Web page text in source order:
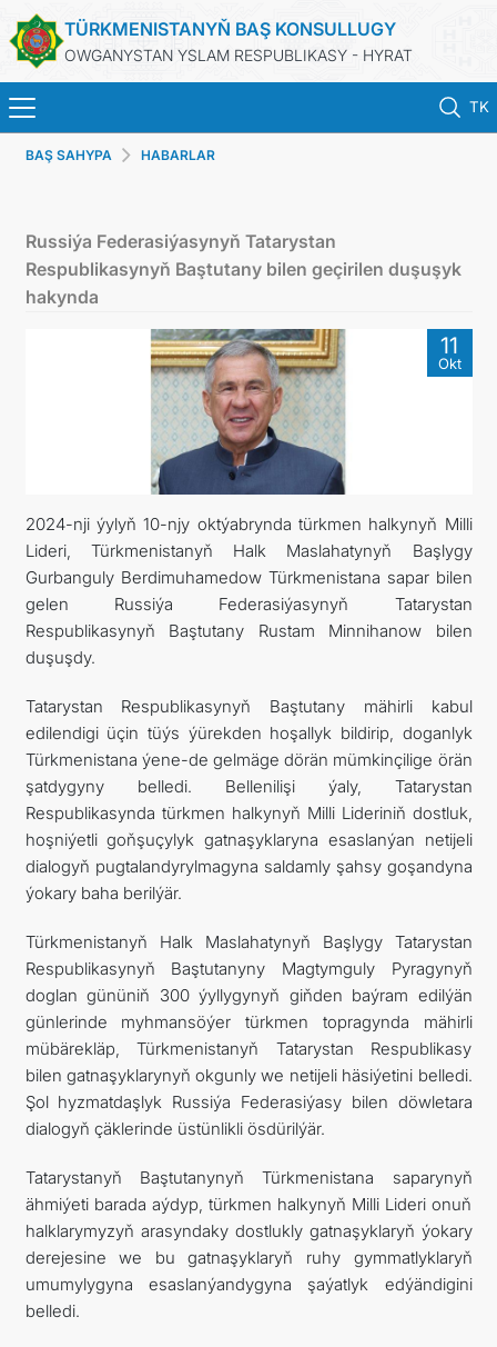
TÜRKMENISTANYŇ BAŞ KONSULLUGY
OWGANYSTAN YSLAM RESPUBLIKASY - HYRAT
TK
BAŞ SAHYPA
TÜRKMENISTAN
KONSULLYK HYZMATLARY
DIM
ARAGATNAŞYK
BAŞ SAHYPA HABARLAR
Russiýa Federasiýasynyň Tatarystan
Respublikasynyň Baştutany bilen geçirilen duşuşyk
hakynda
11
Okt
2024-nji ýylyň 10-njy oktýabrynda türkmen halkynyň Milli
Lideri, Türkmenistanyň Halk Maslahatynyň Başlygy
Gurbanguly Berdimuhamedow Türkmenistana sapar bilen
gelen Russiýa Federasiýasynyň Tatarystan
Respublikasynyň Baştutany Rustam Minnihanow bilen
duşuşdy.
Tatarystan Respublikasynyň Baştutany mähirli kabul
edilendigi üçin tüýs ýürekden hoşallyk bildirip, doganlyk
Türkmenistana ýene-de gelmäge dörän mümkinçilige örän
şatdygyny belledi. Bellenilişi ýaly, Tatarystan
Respublikasynda türkmen halkynyň Milli Lideriniň dostluk,
hoşniýetli goňşuçylyk gatnaşyklaryna esaslanýan netijeli
dialogyň pugtalandyrylmagyna saldamly şahsy goşandyna
ýokary baha berilýär.
Türkmenistanyň Halk Maslahatynyň Başlygy Tatarystan
Respublikasynyň Baştutanyny Magtymguly Pyragynyň
doglan gününiň 300 ýyllygynyň giňden baýram edilýän
günlerinde myhmansöýer türkmen topragynda mähirli
mübärekläp, Türkmenistanyň Tatarystan Respublikasy
bilen gatnaşyklarynyň okgunly we netijeli häsiýetini belledi.
Şol hyzmatdaşlyk Russiýa Federasiýasy bilen döwletara
dialogyň çäklerinde üstünlikli ösdürilýär.
Tatarystanyň Baştutanynyň Türkmenistana saparynyň
ähmiýeti barada aýdyp, türkmen halkynyň Milli Lideri onuň
halklarymyzyň arasyndaky dostlukly gatnaşyklaryň ýokary
derejesine we bu gatnaşyklaryň ruhy gymmatlyklaryň
umumylygyna esaslanýandygyna şaýatlyk edýändigini
belledi.